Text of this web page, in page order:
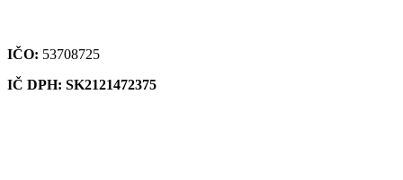
IČO: 53708725
IČ DPH: SK2121472375